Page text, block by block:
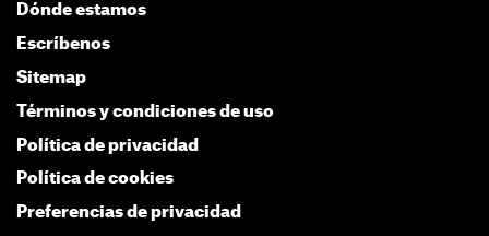
Dónde estamos
Escríbenos
Sitemap
Términos y condiciones de uso
Política de privacidad
Política de cookies
Preferencias de privacidad